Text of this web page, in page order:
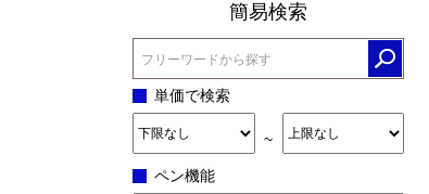
簡易検索
単価で検索
~
ペン機能